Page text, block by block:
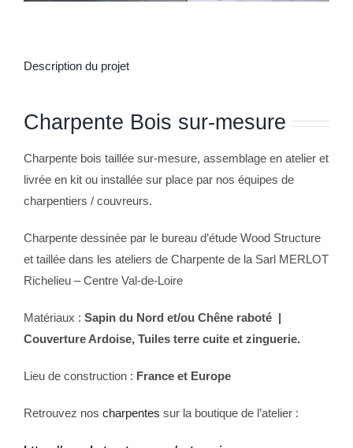
Description du projet
Charpente Bois sur-mesure
Charpente bois taillée sur-mesure, assemblage en atelier et
livrée en kit ou installée sur place par nos équipes de
charpentiers / couvreurs.
Charpente dessinée par le bureau d’étude Wood Structure
et taillée dans les ateliers de Charpente de la Sarl MERLOT
Richelieu – Centre Val-de-Loire
Matériaux : Sapin du Nord et/ou Chêne raboté |
Couverture Ardoise, Tuiles terre cuite et zinguerie.
Lieu de construction : France et Europe
Retrouvez nos charpentes sur la boutique de l’atelier :